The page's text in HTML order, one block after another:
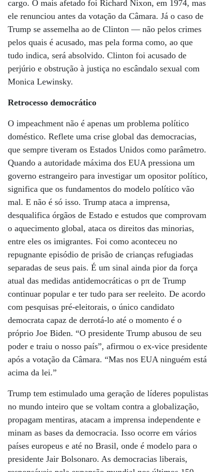
cargo. O mais afetado foi Richard Nixon, em 1974, mas
ele renunciou antes da votação da Câmara. Já o caso de
Trump se assemelha ao de Clinton — não pelos crimes
pelos quais é acusado, mas pela forma como, ao que
tudo indica, será absolvido. Clinton foi acusado de
perjúrio e obstrução à justiça no escândalo sexual com
Monica Lewinsky.
Retrocesso democrático
O impeachment não é apenas um problema político
doméstico. Reflete uma crise global das democracias,
que sempre tiveram os Estados Unidos como parâmetro.
Quando a autoridade máxima dos EUA pressiona um
governo estrangeiro para investigar um opositor político,
significa que os fundamentos do modelo político vão
mal. E não é só isso. Trump ataca a imprensa,
desqualifica órgãos de Estado e estudos que comprovam
o aquecimento global, ataca os direitos das minorias,
entre eles os imigrantes. Foi como aconteceu no
repugnante episódio de prisão de crianças refugiadas
separadas de seus pais. É um sinal ainda pior da força
atual das medidas antidemocráticas o pπ de Trump
continuar popular e ter tudo para ser reeleito. De acordo
com pesquisas pré-eleitorais, o único candidato
democrata capaz de derrotá-lo até o momento é o
próprio Joe Biden. “O presidente Trump abusou de seu
poder e traiu o nosso país”, afirmou o ex-vice presidente
após a votação da Câmara. “Mas nos EUA ninguém está
acima da lei.”
Trump tem estimulado uma geração de líderes populistas
no mundo inteiro que se voltam contra a globalização,
propagam mentiras, atacam a imprensa independente e
minam as bases da democracia. Isso ocorre em vários
países europeus e até no Brasil, onde é modelo para o
presidente Jair Bolsonaro. As democracias liberais,